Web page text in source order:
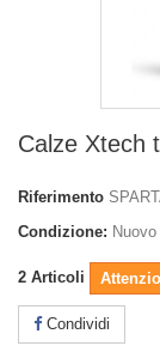
Calze Xtech
Riferimento
Condizione:
2 Articoli
Condividi